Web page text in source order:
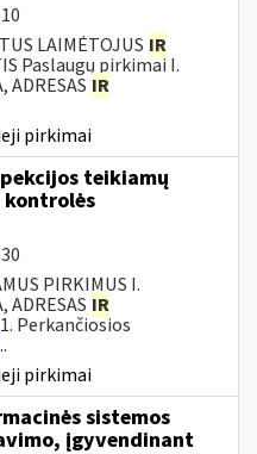
LAIMĖTOJUS IR
Paslaugų pirkimai I.
ADRESAS IR
pirkimai
teikiamų
kontrolės
PIRKIMUS I.
ADRESAS IR
Perkančiosios
pirkimai
sistemos
įgyvendinant